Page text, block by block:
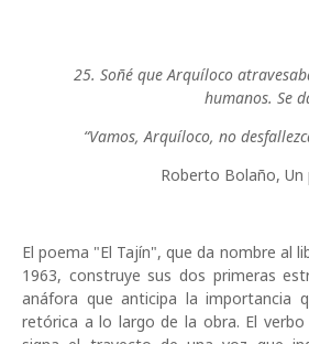
25. Soñé que Arquíloco
humanos. Se
“Vamos, Arquíloco, no
Roberto Bolaño,
El poema "El Tajín", que da nombre al
1963, construye sus dos primeras
anáfora que anticipa la importancia
retórica a lo largo de la obra. El